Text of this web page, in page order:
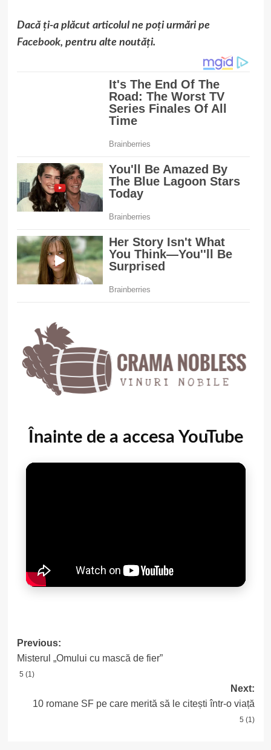
Dacă ți-a plăcut articolul ne poți urmări pe
Facebook, pentru alte noutăți.
Înainte de a accesa YouTube
Post
navigation
Previous:
Misterul „Omului cu mască de fier”
5 (1)
Next:
10 romane SF pe care merită să le citești într-o viață
5 (1)